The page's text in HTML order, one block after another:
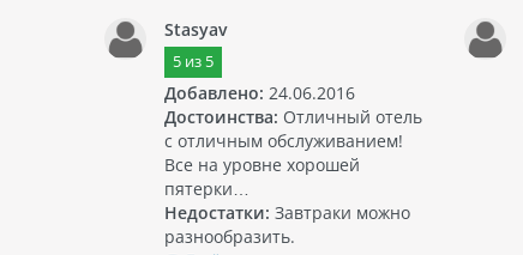
Stasyav
5из 5
Добавлено: 24.06.2016
Достоинства: Отличный отель
с отличным обслуживанием!
Все на уровне хорошей
пятерки…
Недостатки: Завтраки можно
разнообразить.